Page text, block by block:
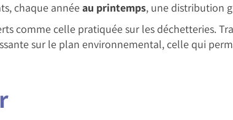
chaque annéeau printemps, une distribution
comme celle pratiquée sur les déchetteries.
sur le plan environnemental, celle qui